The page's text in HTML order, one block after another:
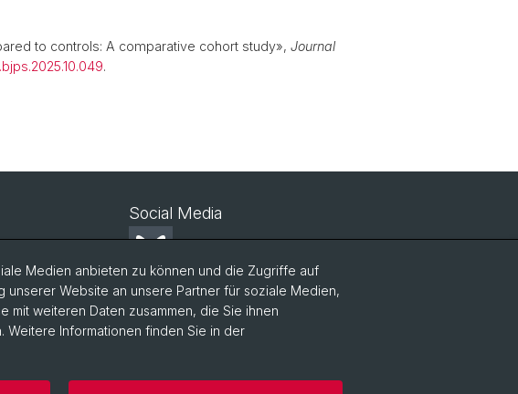
to controls: A comparative cohort study», Journal
.
Social Media
Linkedin
Medien anbieten zu können und die Zugriffe auf
Website an unsere Partner für soziale Medien,
mit weiteren Daten zusammen, die Sie ihnen
Weitere Informationen finden Sie in der